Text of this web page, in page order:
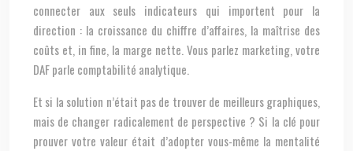
connecter aux seuls indicateurs qui importent pour la
direction : la croissance du chiffre d’affaires, la maîtrise des
coûts et, in fine, la marge nette. Vous parlez marketing, votre
DAF parle comptabilité analytique.
Et si la solution n’était pas de trouver de meilleurs graphiques,
mais de changer radicalement de perspective ? Si la clé pour
prouver votre valeur était d’adopter vous-même la mentalité